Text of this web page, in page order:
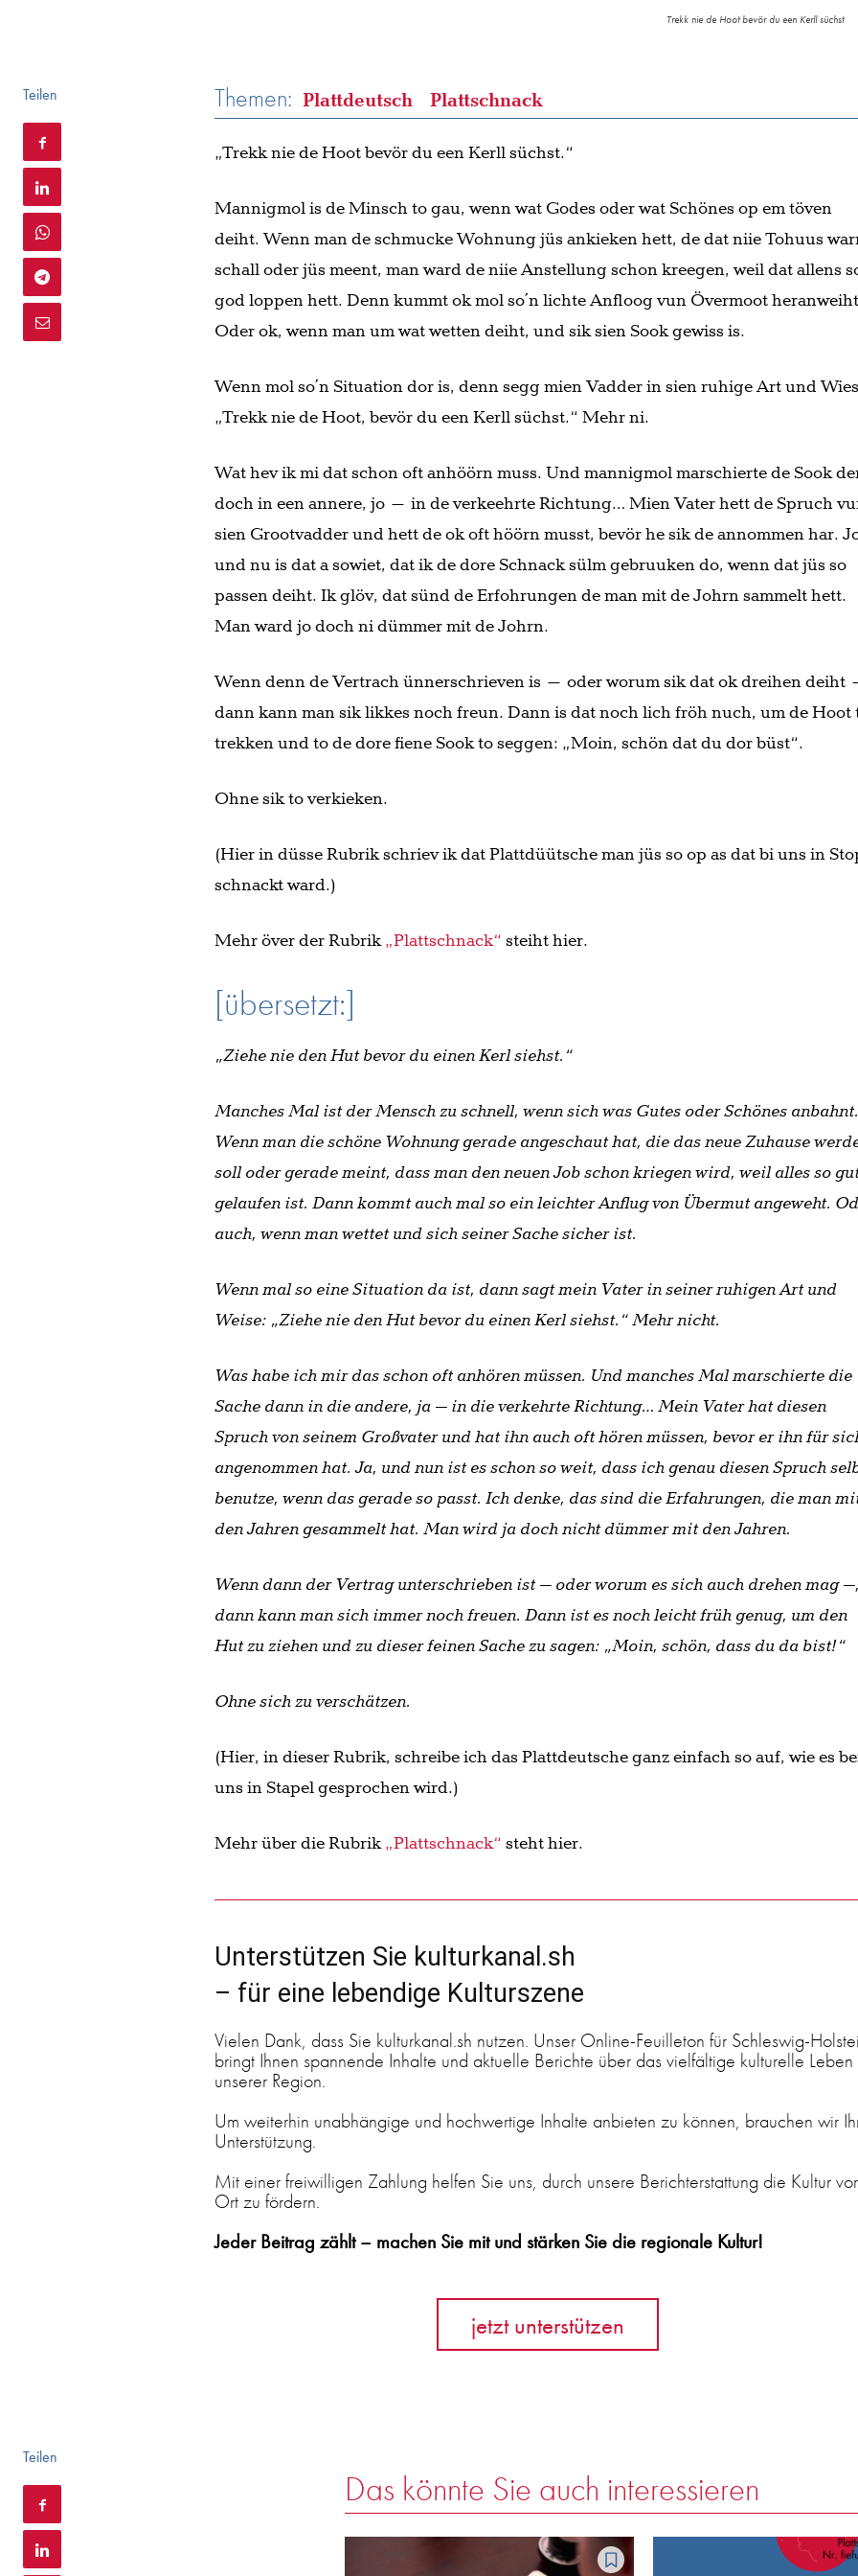
Trekk nie de Hoot bevör du een Kerll süchst
Teilen Themen: Plattdeutsch Plattschnack
„Trekk nie de Hoot bevör du een Kerll süchst.“
Mannigmol is de Minsch to gau, wenn wat Godes oder wat Schönes op em töven
deiht. Wenn man de schmucke Wohnung jüs ankieken hett, de dat niie Tohuus
schall oder jüs meent, man ward de niie Anstellung schon kreegen, weil dat allens
god loppen hett. Denn kummt ok mol so´n lichte Anfloog vun Övermoot
Oder ok, wenn man um wat wetten deiht, und sik sien Sook gewiss is.
Wenn mol so´n Situation dor is, denn segg mien Vadder in sien ruhige Art und
„Trekk nie de Hoot, bevör du een Kerll süchst.“ Mehr ni.
Wat hev ik mi dat schon oft anhöörn muss. Und mannigmol marschierte de Sook
doch in een annere, jo – in de verkeehrte Richtung… Mien Vater hett de Spruch
sien Grootvadder und hett de ok oft höörn musst, bevör he sik de annommen har.
und nu is dat a sowiet, dat ik de dore Schnack sülm gebruuken do, wenn dat jüs so
passen deiht. Ik glöv, dat sünd de Erfohrungen de man mit de Johrn sammelt hett.
Man ward jo doch ni dümmer mit de Johrn.
Wenn denn de Vertrach ünnerschrieven is – oder worum sik dat ok dreihen deiht
dann kann man sik likkes noch freun. Dann is dat noch lich fröh nuch, um de Hoot
trekken und to de dore fiene Sook to seggen: „Moin, schön dat du dor büst“.
Ohne sik to verkieken.
(Hier in düsse Rubrik schriev ik dat Plattdüütsche man jüs so op as dat bi uns in
schnackt ward.)
Mehr över der Rubrik„Plattschnack“ steiht hier.
[übersetzt:]
„Ziehe nie den Hut bevor du einen Kerl siehst.“
Manches Mal ist der Mensch zu schnell, wenn sich was Gutes oder Schönes anbahnt.
Wenn man die schöne Wohnung gerade angeschaut hat, die das neue Zuhause
soll oder gerade meint, dass man den neuen Job schon kriegen wird, weil alles so
gelaufen ist. Dann kommt auch mal so ein leichter Anflug von Übermut angeweht.
auch, wenn man wettet und sich seiner Sache sicher ist.
Wenn mal so eine Situation da ist, dann sagt mein Vater in seiner ruhigen Art und
Weise: „Ziehe nie den Hut bevor du einen Kerl siehst.“ Mehr nicht.
Was habe ich mir das schon oft anhören müssen. Und manches Mal marschierte die
Sache dann in die andere, ja – in die verkehrte Richtung… Mein Vater hat diesen
Spruch von seinem Großvater und hat ihn auch oft hören müssen, bevor er ihn für
angenommen hat. Ja, und nun ist es schon so weit, dass ich genau diesen Spruch
benutze, wenn das gerade so passt. Ich denke, das sind die Erfahrungen, die man
den Jahren gesammelt hat. Man wird ja doch nicht dümmer mit den Jahren.
Wenn dann der Vertrag unterschrieben ist – oder worum es sich auch drehen mag –,
dann kann man sich immer noch freuen. Dann ist es noch leicht früh genug, um den
Hut zu ziehen und zu dieser feinen Sache zu sagen: „Moin, schön, dass du da bist!“
Ohne sich zu verschätzen.
(Hier, in dieser Rubrik, schreibe ich das Plattdeutsche ganz einfach so auf, wie es
uns in Stapel gesprochen wird.)
Mehr über die Rubrik„Plattschnack“ steht hier.
Unterstützen Sie kulturkanal.sh
– für eine lebendige Kulturszene
Vielen Dank, dass Sie kulturkanal.sh nutzen. Unser Online-Feuilleton für Schleswig-
bringt Ihnen spannende Inhalte und aktuelle Berichte über das vielfältige kulturelle Leben
unserer Region.
Um weiterhin unabhängige und hochwertige Inhalte anbieten zu können, brauchen wir
Unterstützung.
Mit einer freiwilligen Zahlung helfen Sie uns, durch unsere Berichterstattung die Kultur vor
Ort zu fördern.
Jeder Beitrag zählt – machen Sie mit und stärken Sie die regionale Kultur!
jetzt unterstützen
Teilen
Das könnte Sie auch interessieren